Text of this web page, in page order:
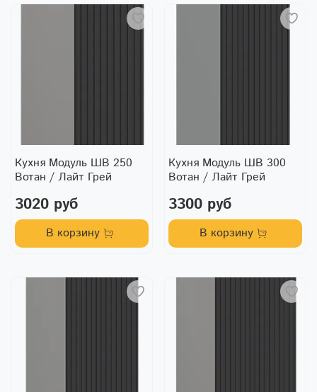
Кухня Модуль ШВ 250
Вотан / Лайт Грей
3020 руб
В корзину
Кухня Модуль ШВ 300
Вотан / Лайт Грей
3300 руб
В корзину